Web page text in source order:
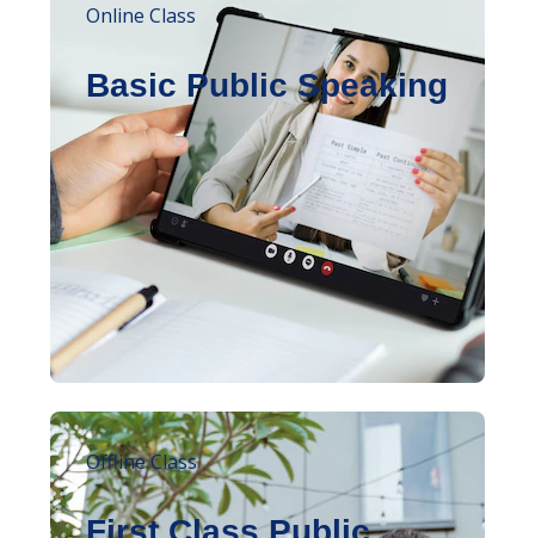
Online Class
Basic Public Speaking
Offline Class